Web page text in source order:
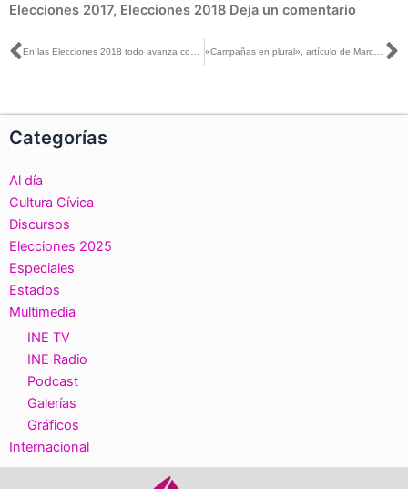
Elecciones 2017, Elecciones 2018 Deja un comentario
Ant «Campañas en plural», artículo de Marco Baños, publicado en El Economista
Categorías
Al día
Cultura Cívica
Discursos
Elecciones 2025
Especiales
Estados
Multimedia
INE TV
INE Radio
Podcast
Galerías
Gráficos
Internacional